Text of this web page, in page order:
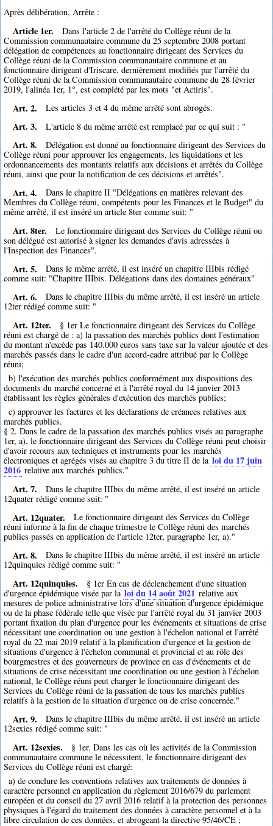
Après délibération, Arrête :
Article 1er.
Dans l'article 2 de l'arrêté du Collège réuni de la
Commission communautaire commune du 25 septembre 2008 portant
délégation de compétences au fonctionnaire dirigeant des Services du
Collège réuni de la Commission communautaire commune et au
fonctionnaire dirigeant d'Iriscare, dernièrement modifiés par l'arrêté du
Collège réuni de la Commission communautaire commune du 28 février
2019, l'alinéa 1er, 1°, est complété par les mots "et Actiris".
Art. 2. Les articles 3 et 4 du même arrêté sont abrogés.
Art. 3. L'article 8 du même arrêté est remplacé par ce qui suit : "
Art. 8.
Délégation est donné au fonctionnaire dirigeant des Services du
Collège réuni pour approuver les engagements, les liquidations et les
ordonnancements des montants relatifs aux décisions et arrêtés du Collège
réuni, ainsi que pour la notification de ces décisions et arrêtés".
Art. 4.
Dans le chapitre II "Délégations en matières relevant des
Membres du Collège réuni, compétents pour les Finances et le Budget" du
même arrêté, il est inséré un article 8ter comme suit: "
Art. 8ter.
Le fonctionnaire dirigeant des Services du Collège réuni ou
son délégué est autorisé à signer les demandes d'avis adressées à
l'Inspection des Finances".
Art. 5.
Dans le même arrêté, il est inséré un chapitre IIIbis rédigé
comme suit: "Chapitre IIIbis. Délégations dans des domaines généraux"
Art. 6.
Dans le chapitre IIIbis du même arrêté, il est inséré un article
12ter rédigé comme suit: "
Art. 12ter.
§ 1er Le fonctionnaire dirigeant des Services du Collège
réuni est chargé de : a) la passation des marchés publics dont l'estimation
du montant n'excède pas 140.000 euros sans taxe sur la valeur ajoutée et des
marchés passés dans le cadre d'un accord-cadre attribué par le Collège
réuni;
b) l'exécution des marchés publics conformément aux dispositions des
documents du marché concerné et à l'arrêté royal du 14 janvier 2013
établissant les règles générales d'exécution des marchés publics;
c) approuver les factures et les déclarations de créances relatives aux
marchés publics.
§ 2. Dans le cadre de la passation des marchés publics visés au paragraphe
1er, a), le fonctionnaire dirigeant des Services du Collège réuni peut choisir
d'avoir recours aux techniques et instruments pour les marchés
électroniques et agrégés visés au chapitre 3 du titre II de la loi du 17 juin
2016 relative aux marchés publics."
Art. 7.
Dans le chapitre IIIbis du même arrêté, il est inséré un article
12quater rédigé comme suit: "
Art. 12quater.
Le fonctionnaire dirigeant des Services du Collège
réuni informe à la fin de chaque trimestre le Collège réuni des marchés
publics passés en application de l'article 12ter, paragraphe 1er, a)."
Art. 8.
Dans le chapitre IIIbis du même arrêté, il est inséré un article
12quinquies rédigé comme suit: "
Art. 12quinquies.
§ 1er En cas de déclenchement d'une situation
d'urgence épidémique visée par la loi du 14 août 2021 relative aux
mesures de police administrative lors d'une situation d'urgence épidémique
ou de la phase fédérale telle que visée par l'arrêté royal du 31 janvier 2003
portant fixation du plan d'urgence pour les événements et situations de crise
nécessitant une coordination ou une gestion à l'échelon national et l'arrêté
royal du 22 mai 2019 relatif à la planification d'urgence et la gestion de
situations d'urgence à l'échelon communal et provincial et au rôle des
bourgmestres et des gouverneurs de province en cas d'événements et de
situations de crise nécessitant une coordination ou une gestion à l'échelon
national, le Collège réuni peut charger le fonctionnaire dirigeant des
Services du Collège réuni de la passation de tous les marchés publics
relatifs à la gestion de la situation d'urgence ou de crise concernée."
Art. 9.
Dans le chapitre IIIbis du même arrêté, il est inséré un article
12sexies rédigé comme suit: "
Art. 12sexies.
§ 1er. Dans les cas où les activités de la Commission
communautaire commune le nécessitent, le fonctionnaire dirigeant des
Services du Collège réuni est chargé:
a) de conclure les conventions relatives aux traitements de données à
caractère personnel en application du règlement 2016/679 du parlement
européen et du conseil du 27 avril 2016 relatif à la protection des personnes
physiques à l'égard du traitement des données à caractère personnel et à la
libre circulation de ces données, et abrogeant la directive 95/46/CE ;